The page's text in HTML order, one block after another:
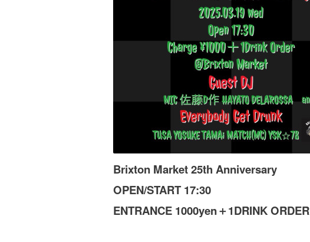
Brixton Market 25th Anniversary
OPEN/START 17:30
ENTRANCE 1000yen＋1DRINK ORDER